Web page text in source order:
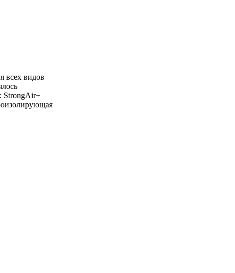
всех видов
StrongAir+